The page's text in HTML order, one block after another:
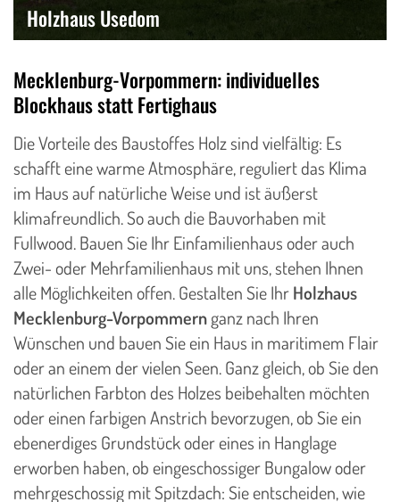
Holzhaus Usedom
Mecklenburg-Vorpommern: individuelles
Blockhaus statt Fertighaus
Die Vorteile des Baustoffes Holz sind vielfältig: Es
schafft eine warme Atmosphäre, reguliert das Klima
im Haus auf natürliche Weise und ist äußerst
klimafreundlich. So auch die Bauvorhaben mit
Fullwood. Bauen Sie Ihr Einfamilienhaus oder auch
Zwei- oder Mehrfamilienhaus mit uns, stehen Ihnen
alle Möglichkeiten offen. Gestalten Sie IhrHolzhaus
Mecklenburg-Vorpommernganz nach Ihren
Wünschen und bauen Sie ein Haus in maritimem Flair
oder an einem der vielen Seen. Ganz gleich, ob Sie den
natürlichen Farbton des Holzes beibehalten möchten
oder einen farbigen Anstrich bevorzugen, ob Sie ein
ebenerdiges Grundstück oder eines in Hanglage
erworben haben, ob eingeschossiger Bungalow oder
mehrgeschossig mit Spitzdach: Sie entscheiden, wie